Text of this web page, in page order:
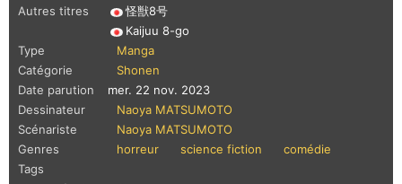
Autres titres
怪獣8号
Kaijuu 8-go
Type
Manga
Catégorie
Shonen
Date parution
mer. 22 nov. 2023
Dessinateur
Naoya MATSUMOTO
Scénariste
Naoya MATSUMOTO
Genres
horreur science fiction
comédie
Tags